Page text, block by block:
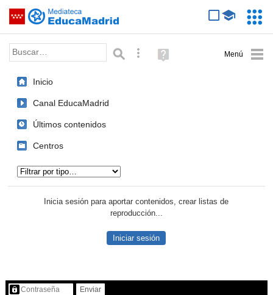
Saltar navegación
Palabra o frase: Búsqueda avanzada
Ayuda
(en
Inicio
Canal EducaMadrid
Últimos contenidos
Centros
Inicia sesión para aportar contenidos, crear listas de
reproducción...
Iniciar sesión
Contenido protegido…